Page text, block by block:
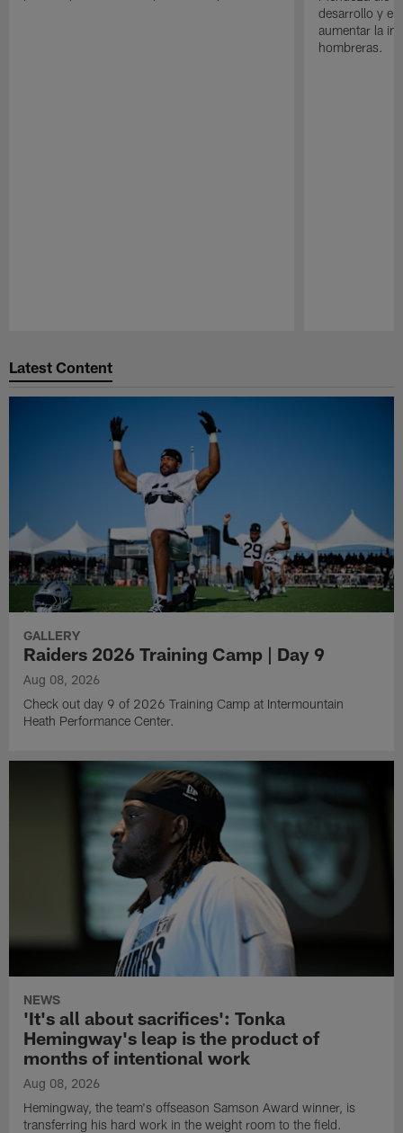
desarrollo y el
aumentar la
hombreras.
Latest Content
GALLERY
Raiders 2026 Training Camp | Day 9
Aug 08, 2026
Check out day 9 of 2026 Training Camp at Intermountain
Heath Performance Center.
NEWS
'It's all about sacrifices': Tonka
Hemingway's leap is the product of
months of intentional work
Aug 08, 2026
Hemingway, the team's offseason Samson Award winner, is
transferring his hard work in the weight room to the field.